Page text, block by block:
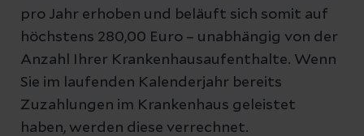
pro Jahr erhoben und beläuft sich somit auf
höchstens 280,00 Euro – unabhängig von der
Anzahl Ihrer Krankenhausaufenthalte. Wenn
Sie im laufenden Kalenderjahr bereits
Zuzahlungen im Krankenhaus geleistet
haben, werden diese verrechnet.